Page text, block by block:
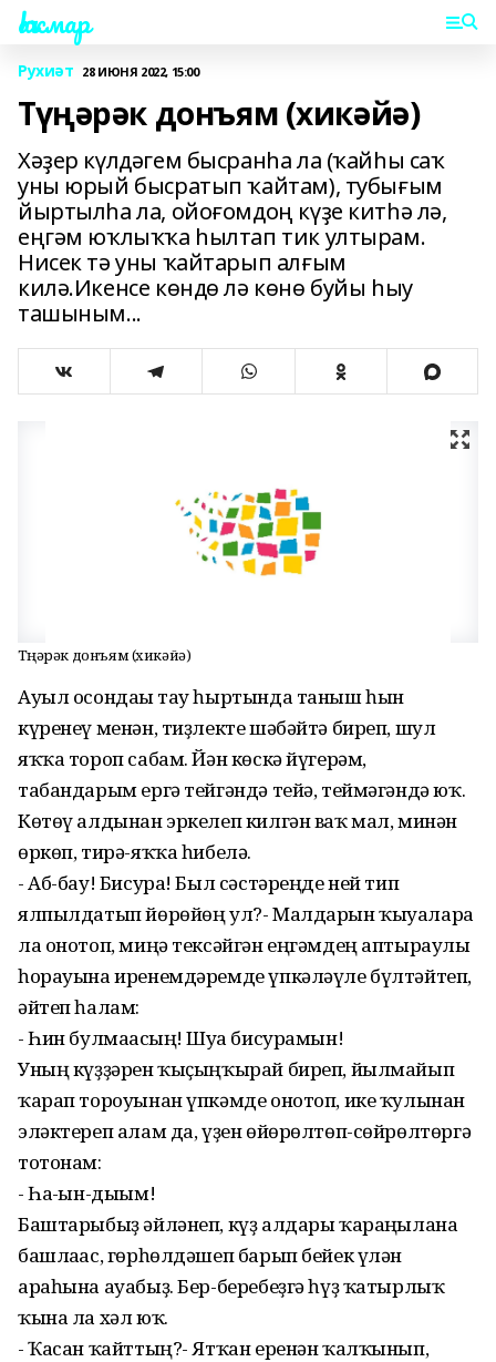
Һаҡмар
Рухиәт 28 ИЮНЯ 2022, 15:00
Түңәрәк донъям (хикәйә)
Хәҙер күлдәгем бысранһа ла (ҡайһы саҡ
уны юрый бысратып ҡайтам), тубығым
йыртылһа ла, ойоғомдоң күҙе китһә лә,
еңгәм юҡлыҡҡа һылтап тик ултырам.
Нисек тә уны ҡайтарып алғым
килә.Икенсе көндө лә көнө буйы һыу
ташыным...
Түңәрәк донъям (хикәйә)
Ауыл осондағы тау һыртында таныш һын
күренеү менән, тиҙлекте шәбәйтә биреп, шул
яҡҡа тороп сабам. Йән көскә йүгерәм,
табандарым ергә тейгәндә тейә, теймәгәндә юҡ.
Көтөү алдынан эркелеп килгән ваҡ мал, минән
өркөп, тирә-яҡҡа һибелә.
- Аб-бау! Бисура! Был сәстәреңде ней тип
ялпылдатып йөрөйөң ул?- Малдарын ҡыуаларға
ла онотоп, миңә тексәйгән еңгәмдең аптыраулы
һорауына иренемдәремде үпкәләүле бүлтәйтеп,
әйтеп һалам:
- Һин булмағасың! Шуға бисурамын!
Уның күҙҙәрен ҡыҫыңҡырай биреп, йылмайып
ҡарап тороуынан үпкәмде онотоп, ике ҡулынан
эләктереп алам да, үҙен өйөрөлтөп-сөйрөлтөргә
тотонам:
- Һа-ғын-дыым!
Баштарыбыҙ әйләнеп, күҙ алдары ҡараңғылана
башлағас, гөрһөлдәшеп барып бейек үлән
араһына ауабыҙ. Бер-беребеҙгә һүҙ ҡатырлыҡ
ҡына ла хәл юҡ.
- Ҡасан ҡайттың?- Ятҡан еренән ҡалҡынып,